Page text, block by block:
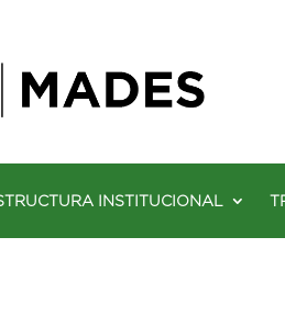
INSTITUCIONAL